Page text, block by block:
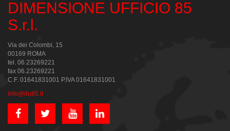
DIMENSIONE UFFICIO 85
S.r.l.
Via dei Colombi, 15
00169 ROMA
tel. 06.23269221
fax 06.23269221
C.F. 01641831001 P.IVA 01641831001
info@du85.it